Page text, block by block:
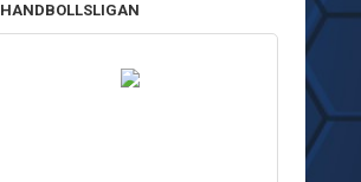
HANDBOLLSLIGAN